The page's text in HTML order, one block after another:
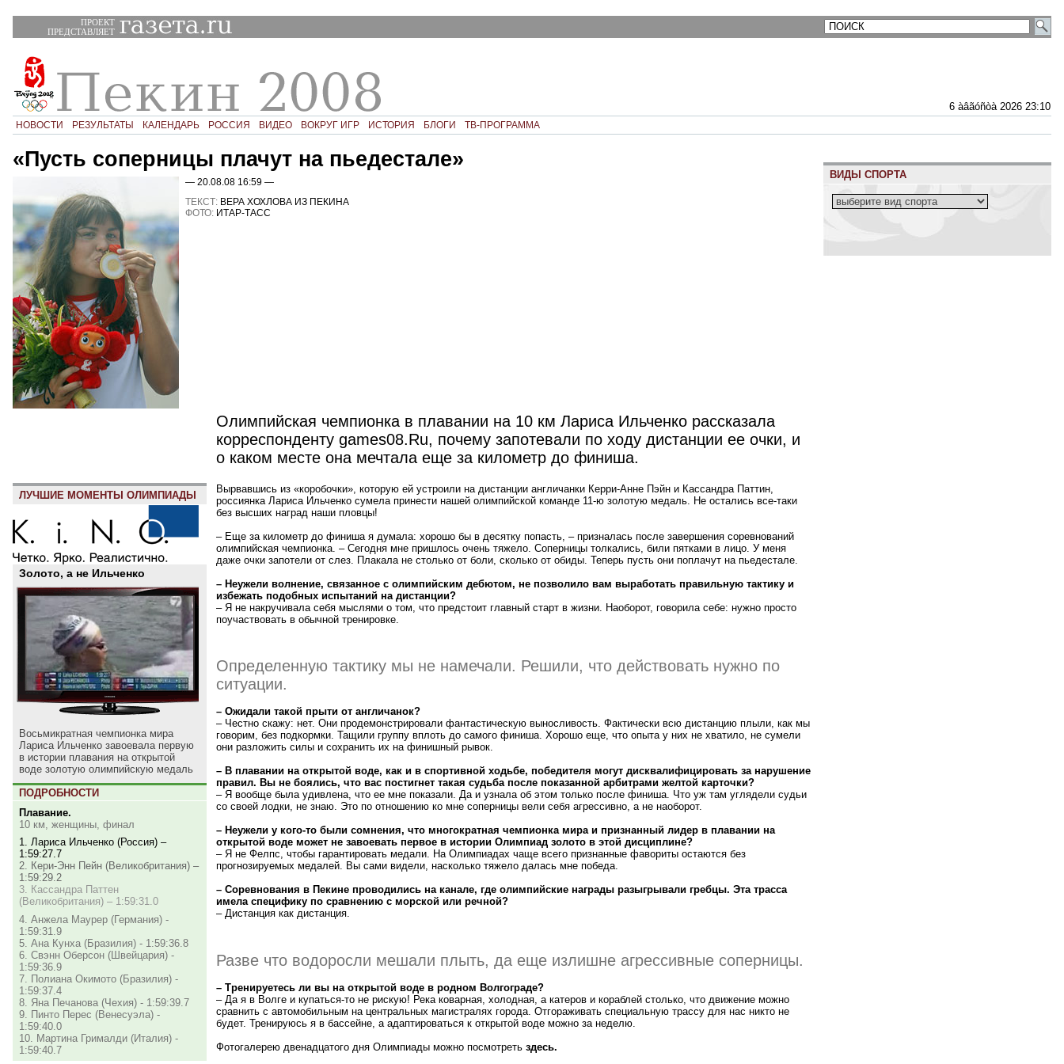
ПРОЕКТ
ПРЕДСТАВЛЯЕТ
6 àâãóñòà 2026 23:10
НОВОСТИ РЕЗУЛЬТАТЫ КАЛЕНДАРЬ РОССИЯ ВИДЕО ВОКРУГ ИГР ИСТОРИЯ БЛОГИ ТВ-ПРОГРАММА
«Пусть соперницы плачут на пьедестале»
— 20.08.08 16:59 —
ТЕКСТ: ВЕРА ХОХЛОВА ИЗ ПЕКИНА
ФОТО: ИТАР-ТАСС
Олимпийская чемпионка в плавании на 10 км Лариса Ильченко рассказала
корреспонденту games08.Ru, почему запотевали по ходу дистанции ее очки, и
о каком месте она мечтала еще за километр до финиша.
ЛУЧШИЕ МОМЕНТЫ ОЛИМПИАДЫ
Золото, а не Ильченко
Восьмикратная чемпионка мира
Лариса Ильченко завоевала первую
в истории плавания на открытой
воде золотую олимпийскую медаль
ПОДРОБНОСТИ
Плавание.
10 км, женщины, финал
1. Лариса Ильченко (Россия) –
1:59:27.7
2. Кери-Энн Пейн (Великобритания) –
1:59:29.2
3. Кассандра Паттен
(Великобритания) – 1:59:31.0
4. Анжела Маурер (Германия) -
1:59:31.9
5. Ана Кунха (Бразилия) - 1:59:36.8
6. Свэнн Оберсон (Швейцария) -
1:59:36.9
7. Полиана Окимото (Бразилия) -
1:59:37.4
8. Яна Печанова (Чехия) - 1:59:39.7
9. Пинто Перес (Венесуэла) -
1:59:40.0
10. Мартина Грималди (Италия) -
1:59:40.7
Вырвавшись из «коробочки», которую ей устроили на дистанции англичанки Керри-Анне Пэйн и Кассандра Паттин,
россиянка Лариса Ильченко сумела принести нашей олимпийской команде 11-ю золотую медаль. Не остались все-таки
без высших наград наши пловцы!
– Еще за километр до финиша я думала: хорошо бы в десятку попасть, – призналась после завершения соревнований
олимпийская чемпионка. – Сегодня мне пришлось очень тяжело. Соперницы толкались, били пятками в лицо. У меня
даже очки запотели от слез. Плакала не столько от боли, сколько от обиды. Теперь пусть они поплачут на пьедестале.
– Неужели волнение, связанное с олимпийским дебютом, не позволило вам выработать правильную тактику и
избежать подобных испытаний на дистанции?
– Я не накручивала себя мыслями о том, что предстоит главный старт в жизни. Наоборот, говорила себе: нужно просто
поучаствовать в обычной тренировке.
Определенную тактику мы не намечали. Решили, что действовать нужно по
ситуации.
– Ожидали такой прыти от англичанок?
– Честно скажу: нет. Они продемонстрировали фантастическую выносливость. Фактически всю дистанцию плыли, как мы
говорим, без подкормки. Тащили группу вплоть до самого финиша. Хорошо еще, что опыта у них не хватило, не сумели
они разложить силы и сохранить их на финишный рывок.
– В плавании на открытой воде, как и в спортивной ходьбе, победителя могут дисквалифицировать за нарушение
правил. Вы не боялись, что вас постигнет такая судьба после показанной арбитрами желтой карточки?
– Я вообще была удивлена, что ее мне показали. Да и узнала об этом только после финиша. Что уж там углядели судьи
со своей лодки, не знаю. Это по отношению ко мне соперницы вели себя агрессивно, а не наоборот.
– Неужели у кого-то были сомнения, что многократная чемпионка мира и признанный лидер в плавании на
открытой воде может не завоевать первое в истории Олимпиад золото в этой дисциплине?
– Я не Фелпс, чтобы гарантировать медали. На Олимпиадах чаще всего признанные фавориты остаются без
прогнозируемых медалей. Вы сами видели, насколько тяжело далась мне победа.
– Соревнования в Пекине проводились на канале, где олимпийские награды разыгрывали гребцы. Эта трасса
имела специфику по сравнению с морской или речной?
– Дистанция как дистанция.
Разве что водоросли мешали плыть, да еще излишне агрессивные соперницы.
– Тренируетесь ли вы на открытой воде в родном Волгограде?
– Да я в Волге и купаться-то не рискую! Река коварная, холодная, а катеров и кораблей столько, что движение можно
сравнить с автомобильным на центральных магистралях города. Отгораживать специальную трассу для нас никто не
будет. Тренируюсь я в бассейне, а адаптироваться к открытой воде можно за неделю.
Фотогалерею двенадцатого дня Олимпиады можно посмотреть здесь.
ВИДЫ СПОРТА